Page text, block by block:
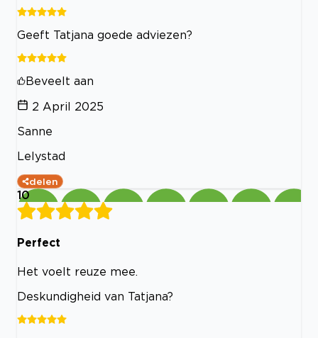
Geeft Tatjana goede adviezen?
Beveelt aan
2 April 2025
Sanne
Lelystad
delen
10
Perfect
Het voelt reuze mee.
Deskundigheid van Tatjana?